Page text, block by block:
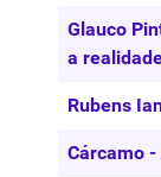
Artigos
Título
Glauco
a
Rubens
Cárcamo